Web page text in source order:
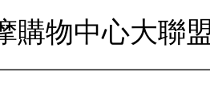
購物中心大